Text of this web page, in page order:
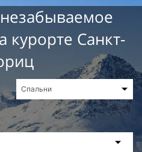
курорте Санкт-